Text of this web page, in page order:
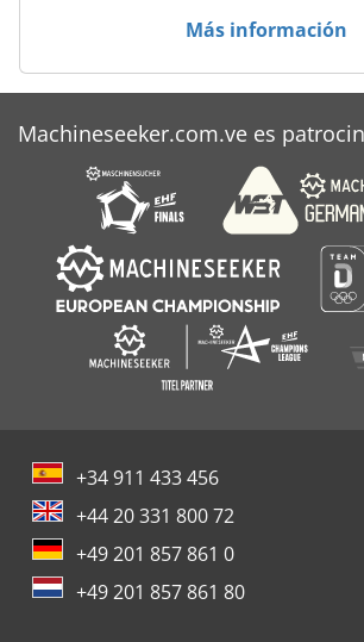
Más información
Machineseeker.com.ve es
+34 911 433 456
+44 20 331 800 72
+49 201 857 861 0
+49 201 857 861 80